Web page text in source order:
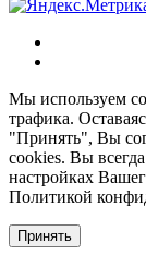
Мы используем
трафика.
"Принять", Вы
cookies. Вы
настройках
Политикой
Принять